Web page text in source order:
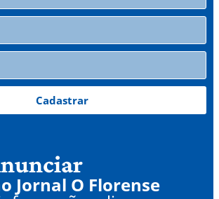
Cadastrar
Jornal O Florense